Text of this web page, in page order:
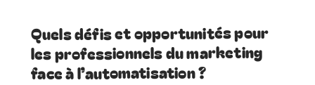
Quels défis et opportunités pour
les professionnels du marketing
face à l’automatisation ?